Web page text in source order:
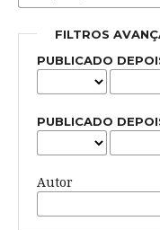
FILTROS
PUBLICADO
PUBLICADO
Autor